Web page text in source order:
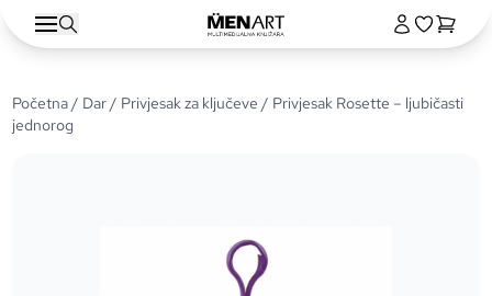
Početna/ Dar/ Privjesak za ključeve / Privjesak Rosette – ljubičasti
jednorog